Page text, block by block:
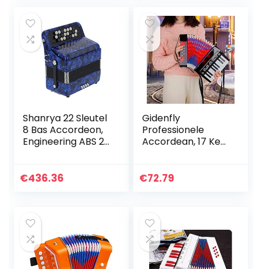
Shanrya 22 Sleutel
8 Bas Accordeon,
Engineering ABS 22
Hand gepolijst
€436.36
Gidenfly
Professionele
Accordean, 17 Key
Celluloid
Voor…
€72.79